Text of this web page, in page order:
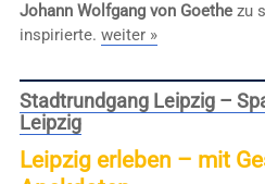
Johann Wolfgang von Goethezu
inspirierte. weiter »
Stadtrundgang Leipzig –
Leipzig
Leipzig erleben – mit